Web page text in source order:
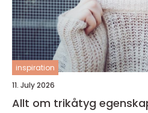
inspiration
11. July 2026
Allt om trikåtyg egenskaper, användning och